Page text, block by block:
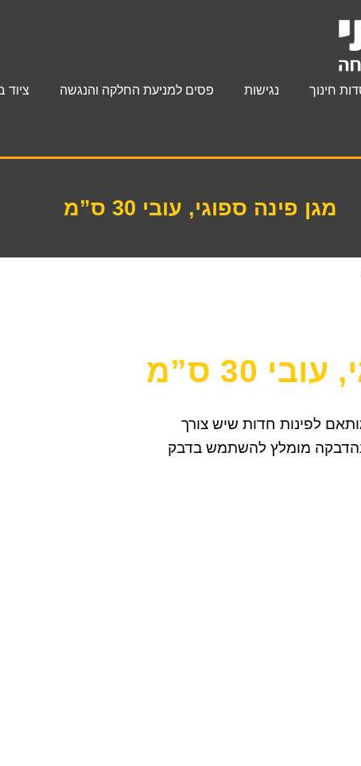
חינוך נגישות פסים למניעת החלקה והנגשה ציוד
מגן פינה ספוגי, עובי 30 ס”מ
30 ס”מ
בעובי 30 מ”מ המותאם לפינות חדות שיש צורך
מומלץ להשתמש בדבק